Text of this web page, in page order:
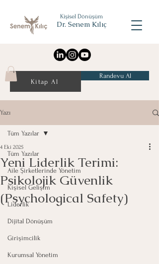
Kişisel Dönüşüm
Dr. Senem Kılıç
Kitap Al
Randevu Al
Yazı
Tüm Yazılar
Aile Şirketlerinde Yönetim
Kişisel Gelişim
Liderlik
Dijital Dönüşüm
Girişimcilik
Kurumsal Yönetim
Tüm Yazılar
Yeni Liderlik Terimi:
Psikolojik Güvenlik
(Psychological Safety)
4 Eki 2025